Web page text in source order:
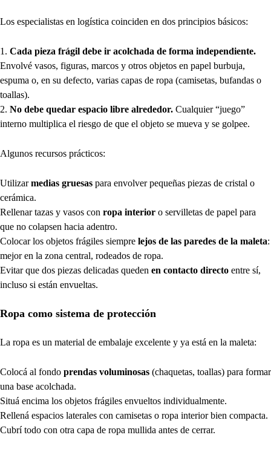
Los especialistas en logística coinciden en dos principios básicos:
Cada pieza frágil debe ir acolchada de forma independiente.
Envolvé vasos, figuras, marcos y otros objetos en papel burbuja,
espuma o, en su defecto, varias capas de ropa (camisetas, bufandas o
toallas).
No debe quedar espacio libre alrededor. Cualquier “juego”
interno multiplica el riesgo de que el objeto se mueva y se golpee.
Algunos recursos prácticos:
Utilizarmedias gruesas para envolver pequeñas piezas de cristal o
cerámica.
Rellenar tazas y vasos con ropa interior o servilletas de papel para
que no colapsen hacia adentro.
Colocar los objetos frágiles siempre lejos de las paredes de la maleta:
mejor en la zona central, rodeados de ropa.
Evitar que dos piezas delicadas queden en contacto directo entre sí,
incluso si están envueltas.
Ropa como sistema de protección
La ropa es un material de embalaje excelente y ya está en la maleta:
Colocá al fondo prendas voluminosas (chaquetas, toallas) para formar
una base acolchada.
Situá encima los objetos frágiles envueltos individualmente.
Rellená espacios laterales con camisetas o ropa interior bien compacta.
Cubrí todo con otra capa de ropa mullida antes de cerrar.